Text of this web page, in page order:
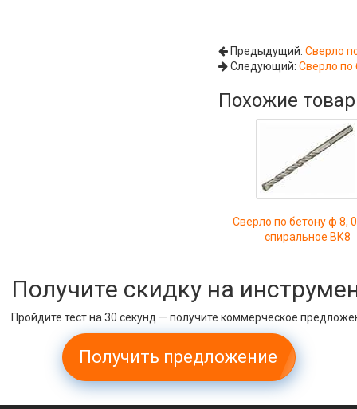
Предыдущий:Сверло
Следующий:Сверло по
Похожие
Сверло по бетону ф 8,
спиральное ВК8
Получите скидку на
Пройдите тест на 30 секунд — получите коммерческое
Получить предложение